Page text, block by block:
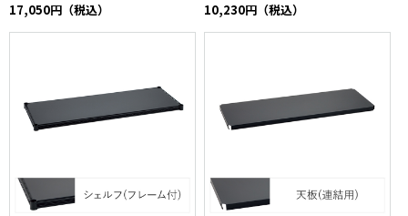
17,050円（税込） 10,230円（税込）